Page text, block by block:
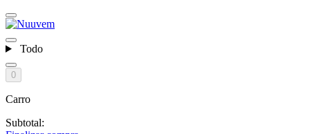
Todo
0
Carro
Subtotal: